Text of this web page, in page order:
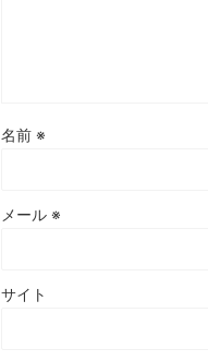
名前 ※
メール ※
サイト